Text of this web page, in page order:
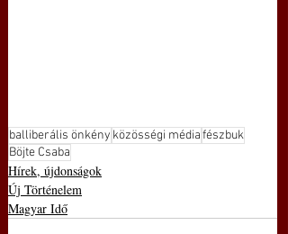
balliberális önkény közösségi médiafészbuk
Böjte Csaba
Hírek, újdonságok
Új Történelem
Magyar Idő